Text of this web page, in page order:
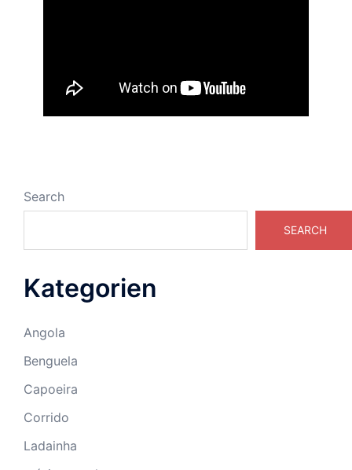
Search
SEARCH
Kategorien
Angola
Benguela
Capoeira
Corrido
Ladainha